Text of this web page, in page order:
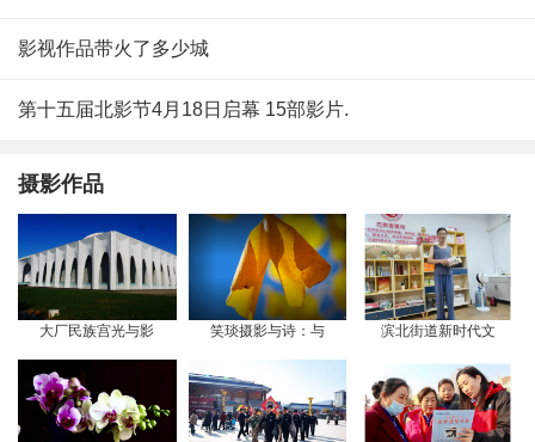
影视作品带火了多少城
第十五届北影节4月18日启幕 15部影片.
摄影作品
大厂民族宫光与影 笑琰摄影与诗：与 滨北街道新时代文